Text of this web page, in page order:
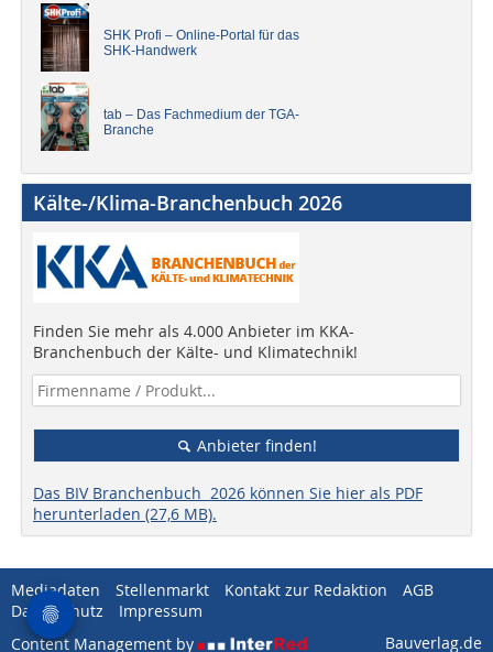
SHK Profi – Online-Portal für das
SHK-Handwerk
tab – Das Fachmedium der TGA-
Branche
Kälte-/Klima-Branchenbuch 2026
Finden Sie mehr als 4.000 Anbieter im KKA-
Branchenbuch der Kälte- und Klimatechnik!
Anbieter finden!
Das BIV Branchenbuch 2026 können Sie hier als PDF
herunterladen (27,6 MB).
Mediadaten Stellenmarkt Kontakt zur Redaktion
AGB
Datenschutz
Impressum
Content Management by
Bauverlag.de